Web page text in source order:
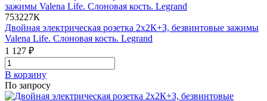
753227К
Двойная электрическая розетка 2х2К+З, безвинтовые зажимы
Valena Life. Слоновая кость. Legrand
1 127 ₽
В корзинy
По запросу